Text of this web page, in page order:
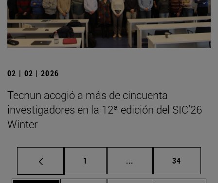
02 | 02 | 2026
Tecnun acogió a más de cincuenta
investigadores en la 12ª edición del SIC’26
Winter
Página
1 ... Páginas intermedias
Página
34